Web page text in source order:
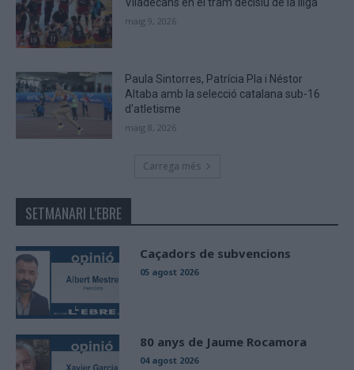
maig 9, 2026
Paula Sintorres, Patrícia Pla i Néstor
Altaba amb la selecció catalana sub-16
d’atletisme
maig 8, 2026
Carrega més
SETMANARI L'EBRE
Caçadors de subvencions
05 agost 2026
80 anys de Jaume Rocamora
04 agost 2026